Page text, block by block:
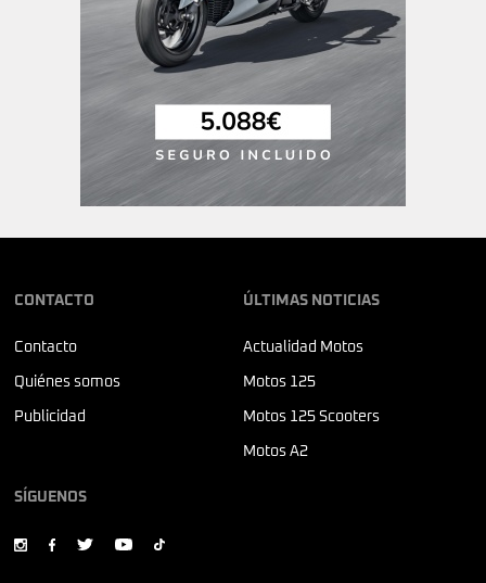
CONTACTO
Contacto
Quiénes somos
Publicidad
ÚLTIMAS NOTICIAS
Actualidad Motos
Motos 125
Motos 125 Scooters
Motos A2
SÍGUENOS